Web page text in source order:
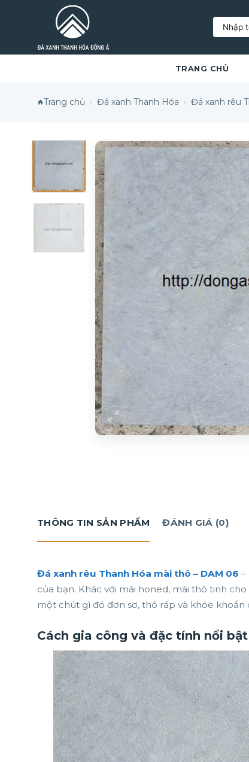
Tìm
kiếm:
TRANG CHỦ
Trang chủ › Đá xanh Thanh Hóa › Đá xanh rêu
THÔNG TIN SẢN PHẨM ĐÁNH GIÁ (0)
Đá xanh rêu Thanh Hóa mài thô – DAM 06 –
của bạn. Khác với mài honed, mài thô tinh
một chút gì đó đơn sơ, thô ráp và khỏe khoắn
Cách gia công và đặc tính nổi bật